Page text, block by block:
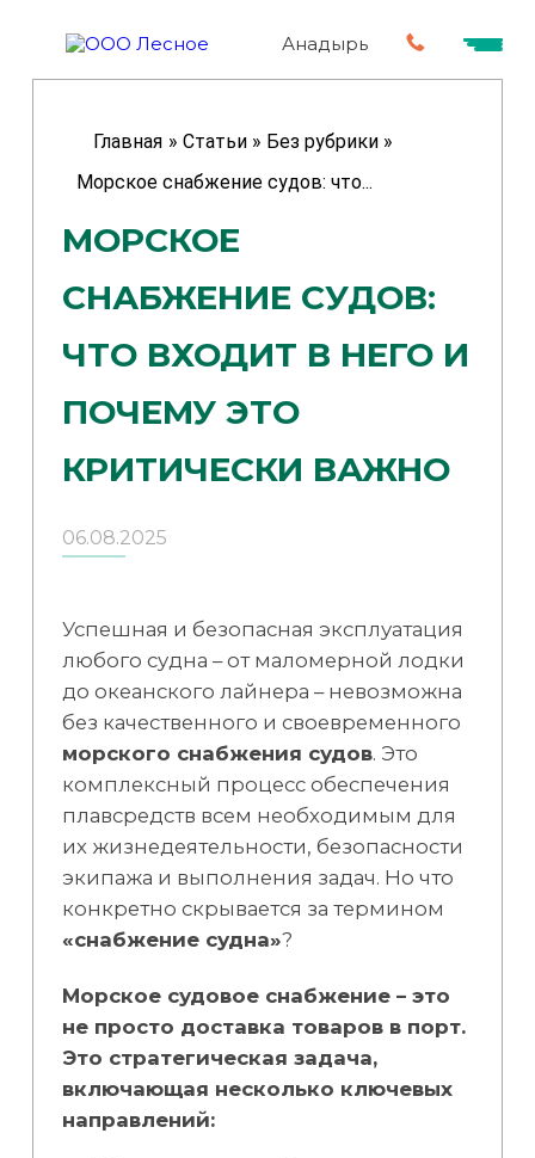
Анадырь
Главная » Статьи » Без рубрики »
Морское снабжение судов: что...
МОРСКОЕ
СНАБЖЕНИЕ СУДОВ:
ЧТО ВХОДИТ В НЕГО И
ПОЧЕМУ ЭТО
КРИТИЧЕСКИ ВАЖНО
06.08.2025
Успешная и безопасная эксплуатация
любого судна – от маломерной лодки
до океанского лайнера – невозможна
без качественного и своевременного
морского снабжения судов. Это
комплексный процесс обеспечения
плавсредств всем необходимым для
их жизнедеятельности, безопасности
экипажа и выполнения задач. Но что
конкретно скрывается за термином
«снабжение судна»?
Морское судовое снабжение – это
не просто доставка товаров в порт.
Это стратегическая задача,
включающая несколько ключевых
направлений: